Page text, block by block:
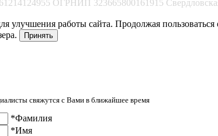
ОГРНИП 323665800161915 Свердловская
улучшения работы сайта. Продолжая
Принять
свяжутся с Вами в ближайшее время
*Фамилия
*Имя